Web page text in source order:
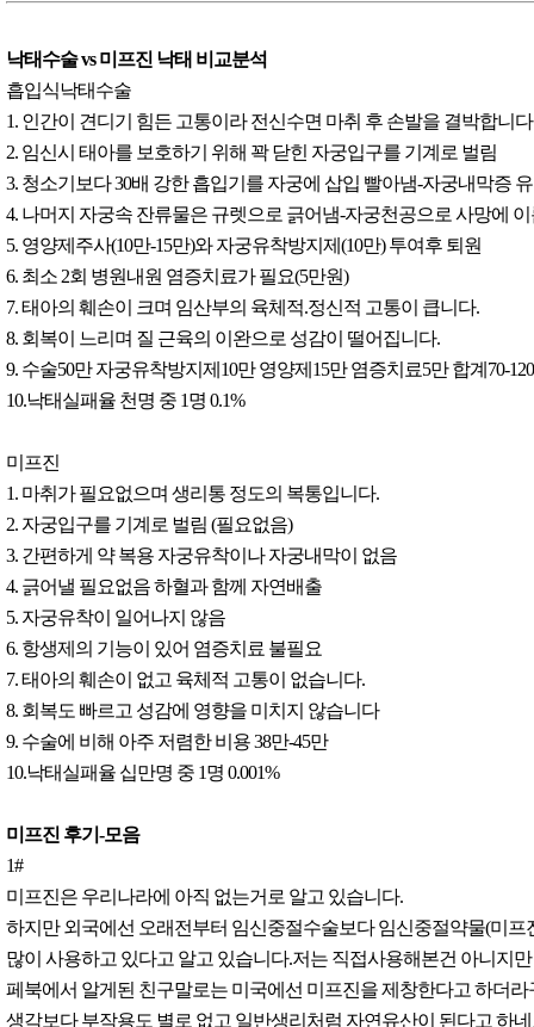
낙태수술 vs 미프진 낙태 비교분석
흡입식낙태수술
1. 인간이 견디기 힘든 고통이라 전신수면 마취 후 손발을 결박합니
2. 임신시 태아를 보호하기 위해 꽉 닫힌 자궁입구를 기계로 벌림
3. 청소기보다 30배 강한 흡입기를 자궁에 삽입 빨아냄-자궁내막증
4. 나머지 자궁속 잔류물은 규렛으로 긁어냄-자궁천공으로 사망에
5. 영양제주사(10만-15만)와 자궁유착방지제(10만) 투여후 퇴원
6. 최소 2회 병원내원 염증치료가 필요(5만원)
7. 태아의 훼손이 크며 임산부의 육체적.정신적 고통이 큽니다.
8. 회복이 느리며 질 근육의 이완으로 성감이 떨어집니다.
9. 수술50만 자궁유착방지제10만 영양제15만 염증치료5만 합계70-
10.낙태실패율 천명 중 1명 0.1%
미프진
1. 마취가 필요없으며 생리통 정도의 복통입니다.
2. 자궁입구를 기계로 벌림 (필요없음)
3. 간편하게 약 복용 자궁유착이나 자궁내막이 없음
4. 긁어낼 필요없음 하혈과 함께 자연배출
5. 자궁유착이 일어나지 않음
6. 항생제의 기능이 있어 염증치료 불필요
7. 태아의 훼손이 없고 육체적 고통이 없습니다.
8. 회복도 빠르고 성감에 영향을 미치지 않습니다
9. 수술에 비해 아주 저렴한 비용 38만-45만
10.낙태실패율 십만명 중 1명 0.001%
미프진 후기-모음
1#
미프진은 우리나라에 아직 없는거로 알고 있습니다.
하지만 외국에선 오래전부터 임신중절수술보다 임신중절약물(미프
많이 사용하고 있다고 알고 있습니다.저는 직접사용해본건 아니지만
페북에서 알게된 친구말로는 미국에선 미프진을 제창한다고 하더라
생각보다 부작용도 별로 없고 일반생리처럼 자연유산이 된다고 하